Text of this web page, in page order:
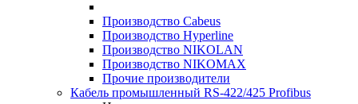
Производство Cabeus
Производство Hyperline
Производство NIKOLAN
Производство NIKOMAX
Прочие производители
Кабель промышленный RS-422/425 Profibus